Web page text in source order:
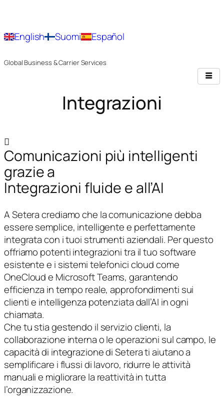
English Suomi Español
Global Business & Carrier Services
Integrazioni
Comunicazioni più intelligenti
grazie a
Integrazioni fluide e all’AI
A Setera crediamo che la comunicazione debba
essere semplice, intelligente e perfettamente
integrata con i tuoi strumenti aziendali. Per questo
offriamo potenti integrazioni tra il tuo software
esistente e i sistemi telefonici cloud come
OneCloud e Microsoft Teams, garantendo
efficienza in tempo reale, approfondimenti sui
clienti e intelligenza potenziata dall’AI in ogni
chiamata.
Che tu stia gestendo il servizio clienti, la
collaborazione interna o le operazioni sul campo, le
capacità di integrazione di Setera ti aiutano a
semplificare i flussi di lavoro, ridurre le attività
manuali e migliorare la reattività in tutta
l’organizzazione.